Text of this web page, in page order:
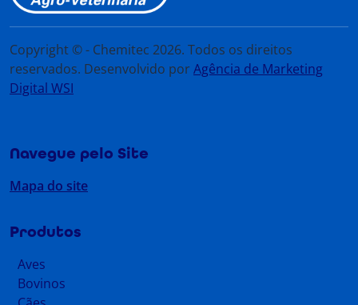
Copyright © - Chemitec 2026. Todos os direitos
reservados. Desenvolvido porAgência de Marketing
Digital WSI
Navegue pelo Site
Mapa do site
Produtos
Aves
Bovinos